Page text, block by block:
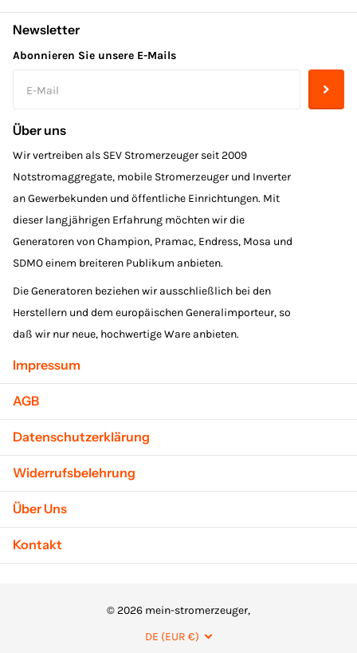
Newsletter
Abonnieren Sie unsere E-Mails
Über uns
Wir vertreiben als SEV Stromerzeuger seit 2009
Notstromaggregate, mobile Stromerzeuger und Inverter
an Gewerbekunden und öffentliche Einrichtungen. Mit
dieser langjährigen Erfahrung möchten wir die
Generatoren von Champion, Pramac, Endress, Mosa und
SDMO einem breiteren Publikum anbieten.
Die Generatoren beziehen wir ausschließlich bei den
Herstellern und dem europäischen Generalimporteur, so
daß wir nur neue, hochwertige Ware anbieten.
Impressum
AGB
Datenschutzerklärung
Widerrufsbelehrung
Über Uns
Kontakt
©2026 mein-stromerzeuger,
DE (EUR €)